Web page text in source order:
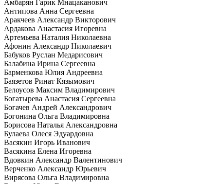
Амбарян Гарик Мнацаканович
Антипова Анна Сергеевна
Аракчеев Александр Викторович
Ардакова Анастасия Игоревна
Артемьева Наталия Николаевна
Афонин Александр Николаевич
Бабуков Руслан Медарисович
Балабина Ирина Сергеевна
Барменкова Юлия Андреевна
Баязетов Ринат Кязымович
Белоусов Максим Владимирович
Богатырева Анастасия Сергеевна
Богачев Андрей Александрович
Богонина Ольга Владимировна
Борисова Наталья Александровна
Булаева Олеся Эдуардовна
Васякин Игорь Иванович
Васякина Елена Игоревна
Вдовкин Александр Валентинович
Верченко Александр Юрьевич
Вирясова Ольга Владимировна